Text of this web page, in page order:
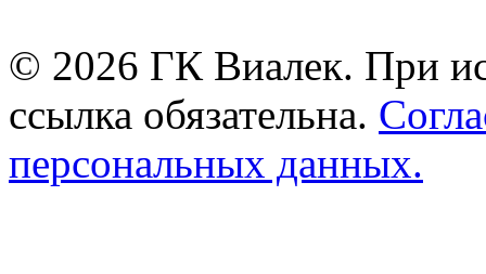
© 2026 ГК Виалек. При
ссылка обязательна.
персональных данных.